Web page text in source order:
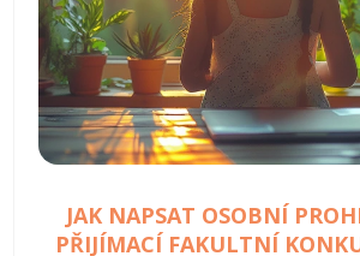
JAK NAPSAT OSOBNÍ
PŘIJÍMACÍ FAKULTNÍ